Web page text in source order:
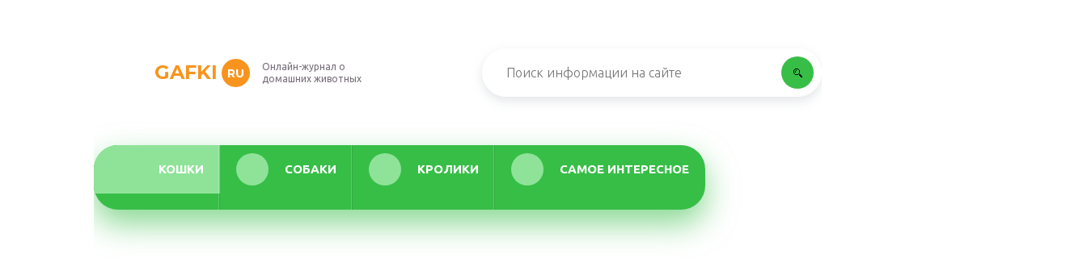
GAFKI RU
Онлайн-журнал о
домашних животных
КОШКИ СОБАКИ КРОЛИКИ САМОЕ ИНТЕРЕСНОЕ